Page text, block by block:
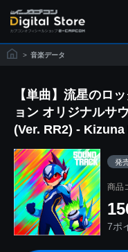
> 音楽データ
【単曲】流星のロ
ョン オリジナルサ
(Ver. RR2) -
発
商品
7ポ